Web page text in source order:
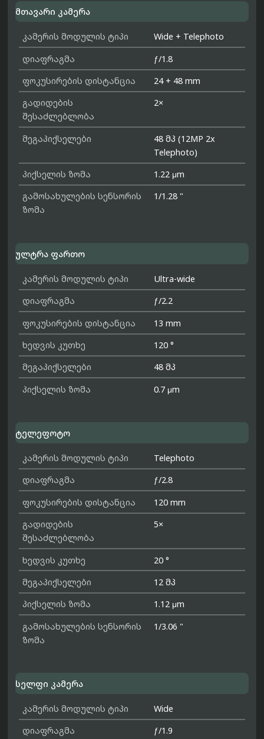
მთავარი კამერა
კამერის მოდულის ტიპი
Wide + Telephoto
დიაფრაგმა
ƒ/1.8
ფოკუსირების დისტანცია
24 + 48 mm
გადიდების
შესაძლებლობა
2×
მეგაპიქსელები
48 მპ (12MP 2x
Telephoto)
პიქსელის ზომა
1.22 μm
გამოსახულების სენსორის
ზომა
1/1.28 "
ულტრა ფართო
კამერის მოდულის ტიპი
Ultra-wide
დიაფრაგმა
ƒ/2.2
ფოკუსირების დისტანცია
13 mm
ხედვის კუთხე
120 °
მეგაპიქსელები
48 მპ
პიქსელის ზომა
0.7 μm
ტელეფოტო
კამერის მოდულის ტიპი
Telephoto
დიაფრაგმა
ƒ/2.8
ფოკუსირების დისტანცია
120 mm
გადიდების
შესაძლებლობა
5×
ხედვის კუთხე
20 °
მეგაპიქსელები
12 მპ
პიქსელის ზომა
1.12 μm
გამოსახულების სენსორის
ზომა
1/3.06 "
სელფი კამერა
კამერის მოდულის ტიპი
Wide
დიაფრაგმა
ƒ/1.9